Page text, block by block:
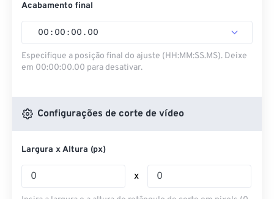
Acabamento final
00 : 00 : 00 . 00
Especifique a posição final do ajuste (HH:MM:SS.MS). Deixe
em 00:00:00.00 para desativar.
Configurações de corte de vídeo
Largura x Altura (px)
x